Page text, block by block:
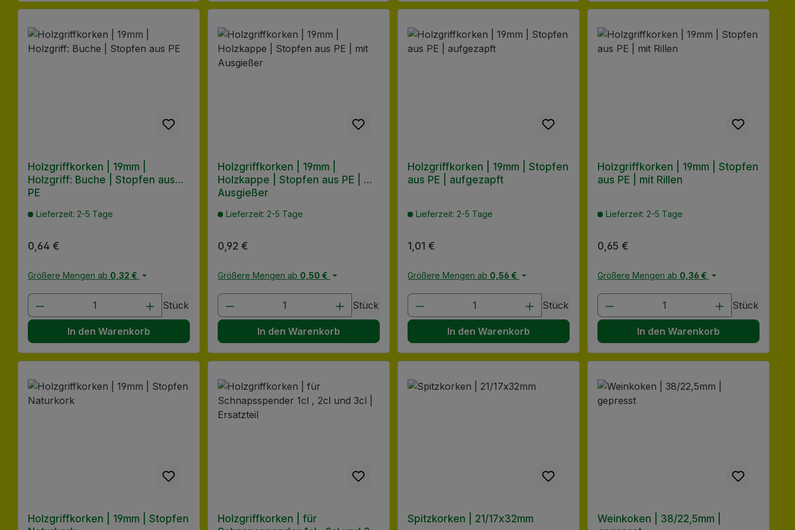
Holzgriffkorken | 19mm |
Holzgriff: Buche | Stopfen aus
PE
Lieferzeit: 2-5 Tage
Regulärer Preis:
0,64 €
Größere Mengen ab 0,32 €
Produkt Anzahl: Gib den gewünschten Wert ein oder benutze die Schaltflächen um die Anzahl zu erhöhen oder
Stück
In den Warenkorb
Holzgriffkorken | 19mm |
Holzkappe | Stopfen aus PE | mit
Ausgießer
Lieferzeit: 2-5 Tage
Regulärer Preis:
0,92 €
Größere Mengen ab 0,50 €
Produkt Anzahl: Gib den gewünschten Wert ein oder benutze die Schaltflächen um
Stück
In den Warenkorb
Holzgriffkorken | 19mm | Stopfen
aus PE | aufgezapft
Lieferzeit: 2-5 Tage
Regulärer Preis:
1,01 €
Größere Mengen ab 0,56 €
Produkt Anzahl: Gib den gewünschten Wert ein oder
Stück
In den Warenkorb
Holzgriffkorken | 19mm | Stopfen
aus PE | mit Rillen
Lieferzeit: 2-5 Tage
Regulärer Preis:
0,65 €
Größere Mengen ab 0,36 €
Produkt Anzahl: Gib den
Stück
In den Warenkorb
Holzgriffkorken | 19mm | Stopfen
Holzgriffkorken | für
Spitzkorken | 21/17x32mm
Weinkoken | 38/22,5mm |